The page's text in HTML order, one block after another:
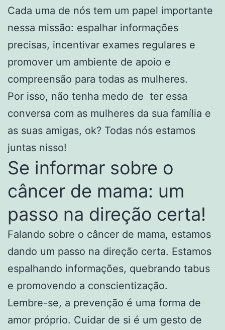
Cada uma de nós tem um papel importante
nessa missão: espalhar informações
precisas, incentivar exames regulares e
promover um ambiente de apoio e
compreensão para todas as mulheres.
Por isso, não tenha medo de ter essa
conversa com as mulheres da sua família e
as suas amigas, ok? Todas nós estamos
juntas nisso!
Se informar sobre o
câncer de mama: um
passo na direção certa!
Falando sobre o câncer de mama, estamos
dando um passo na direção certa. Estamos
espalhando informações, quebrando tabus
e promovendo a conscientização.
Lembre-se, a prevenção é uma forma de
amor próprio. Cuidar de si é um gesto de